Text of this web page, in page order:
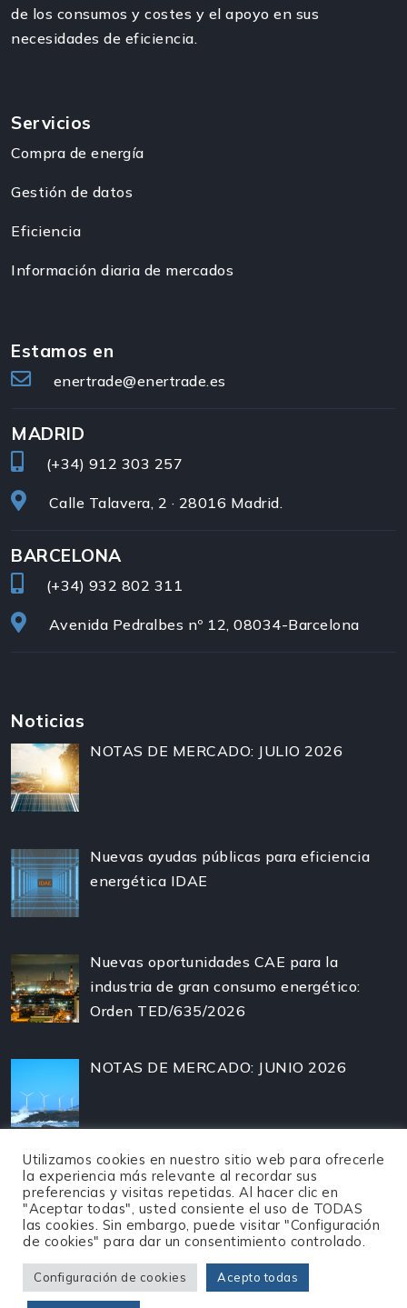
de los consumos y costes y el apoyo en sus
necesidades de eficiencia.
Servicios
Compra de energía
Gestión de datos
Eficiencia
Información diaria de mercados
Estamos en
enertrade@enertrade.es
MADRID
(+34) 912 303 257
Calle Talavera, 2 · 28016 Madrid.
BARCELONA
(+34) 932 802 311
Avenida Pedralbes nº 12, 08034-Barcelona
Noticias
NOTAS DE MERCADO: JULIO 2026
Nuevas ayudas públicas para eficiencia
energética IDAE
Nuevas oportunidades CAE para la
industria de gran consumo energético:
Orden TED/635/2026
NOTAS DE MERCADO: JUNIO 2026
©2026Enertrade -Política de privacidad
Utilizamos cookies en nuestro sitio web para ofrecerle
la experiencia más relevante al recordar sus
preferencias y visitas repetidas. Al hacer clic en
"Aceptar todas", usted consiente el uso de TODAS
las cookies. Sin embargo, puede visitar "Configuración
de cookies" para dar un consentimiento controlado.
Configuración de cookies Acepto todas